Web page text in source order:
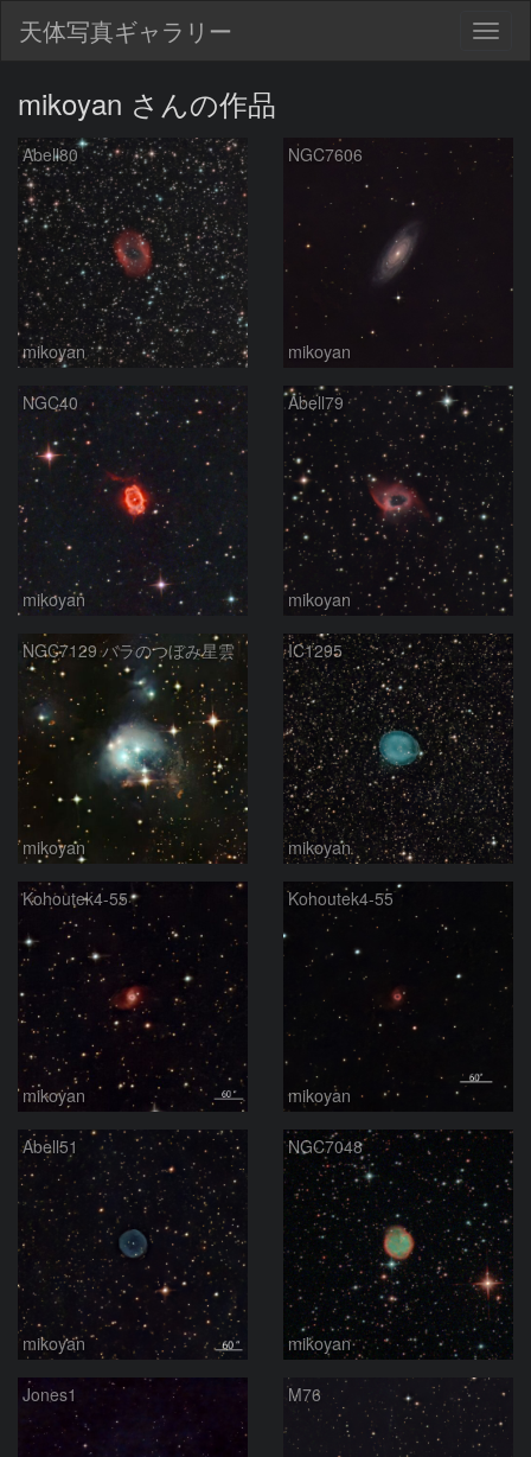
天体写真ギャラリー
mikoyan さんの作品
Abell80
mikoyan
NGC7606
mikoyan
NGC40
mikoyan
Abell79
mikoyan
NGC7129 バラのつぼみ星雲
mikoyan
IC1295
mikoyan
Kohoutek4-55
mikoyan
Kohoutek4-55
mikoyan
Abell51
mikoyan
NGC7048
mikoyan
Jones1 M76